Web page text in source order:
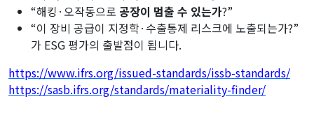
“해킹·오작동으로 공장이 멈출 수 있는가?”
“이 장비 공급이 지정학·수출통제 리스크에 노출되는가?”
가 ESG 평가의 출발점이 됩니다.
https://www.ifrs.org/issued-standards/issb-standards/
https://sasb.ifrs.org/standards/materiality-finder/